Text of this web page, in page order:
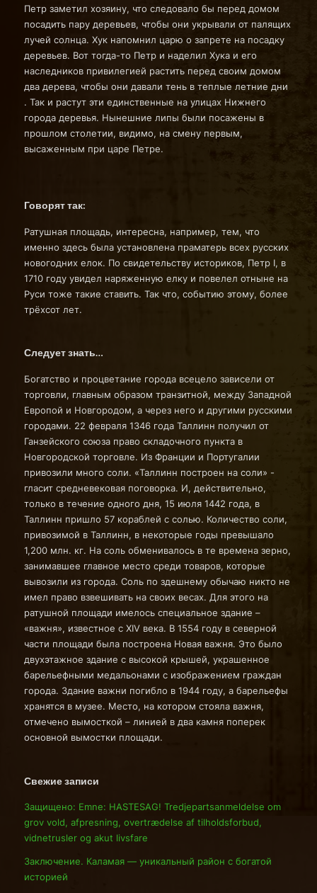
Петр заметил хозяину, что следовало бы перед домом
посадить пару деревьев, чтобы они укрывали от палящих
лучей солнца. Хук напомнил царю о запрете на посадку
деревьев. Вот тогда-то Петр и наделил Хука и его
наследников привилегией растить перед своим домом
два дерева, чтобы они давали тень в теплые летние дни
. Так и растут эти единственные на улицах Нижнего
города деревья. Нынешние липы были посажены в
прошлом столетии, видимо, на смену первым,
высаженным при царе Петре.
Говорят так:
Ратушная площадь, интересна, например, тем, что
именно здесь была установлена праматерь всех русских
новогодних елок. По свидетельству историков, Петр I, в
1710 году увидел наряженную елку и повелел отныне на
Руси тоже такие ставить. Так что, событию этому, более
трёхсот лет.
Следует знать…
Богатство и процветание города всецело зависели от
торговли, главным образом транзитной, между Западной
Европой и Новгородом, а через него и другими русскими
городами. 22 февраля 1346 года Таллинн получил от
Ганзейского союза право складочного пункта в
Новгородской торговле. Из Франции и Португалии
привозили много соли. «Таллинн построен на соли» -
гласит средневековая поговорка. И, действительно,
только в течение одного дня, 15 июля 1442 года, в
Таллинн пришло 57 кораблей с солью. Количество соли,
привозимой в Таллинн, в некоторые годы превышало
1,200 млн. кг. На соль обменивалось в те времена зерно,
занимавшее главное место среди товаров, которые
вывозили из города. Соль по здешнему обычаю никто не
имел право взвешивать на своих весах. Для этого на
ратушной площади имелось специальное здание –
«важня», известное с XIV века. В 1554 году в северной
части площади была построена Новая важня. Это было
двухэтажное здание с высокой крышей, украшенное
барельефными медальонами с изображением граждан
города. Здание важни погибло в 1944 году, а барельефы
хранятся в музее. Место, на котором стояла важня,
отмечено вымосткой – линией в два камня поперек
основной вымостки площади.
Свежие записи
Защищено: Emne: HASTESAG! Tredjepartsanmeldelse om
grov vold, afpresning, overtrædelse af tilholdsforbud,
vidnetrusler og akut livsfare
Заключение. Каламая — уникальный район с богатой
историей